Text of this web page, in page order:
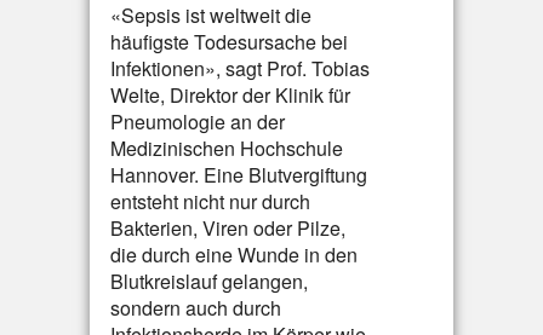
«Sepsis ist weltweit die
häufigste Todesursache bei
Infektionen», sagt Prof. Tobias
Welte, Direktor der Klinik für
Pneumologie an der
Medizinischen Hochschule
Hannover. Eine Blutvergiftung
entsteht nicht nur durch
Bakterien, Viren oder Pilze,
die durch eine Wunde in den
Blutkreislauf gelangen,
sondern auch durch